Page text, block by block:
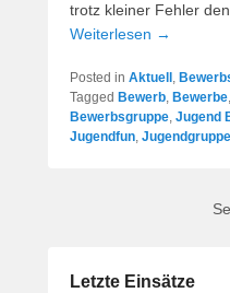
trotz kleiner Fehler
Weiterlesen →
Posted in Aktuell ,
Tagged Bewerb, Bewerbe,
Bewerbsgruppe, Jugend
Jugendfun, Jugendgruppe
Letzte Einsätze